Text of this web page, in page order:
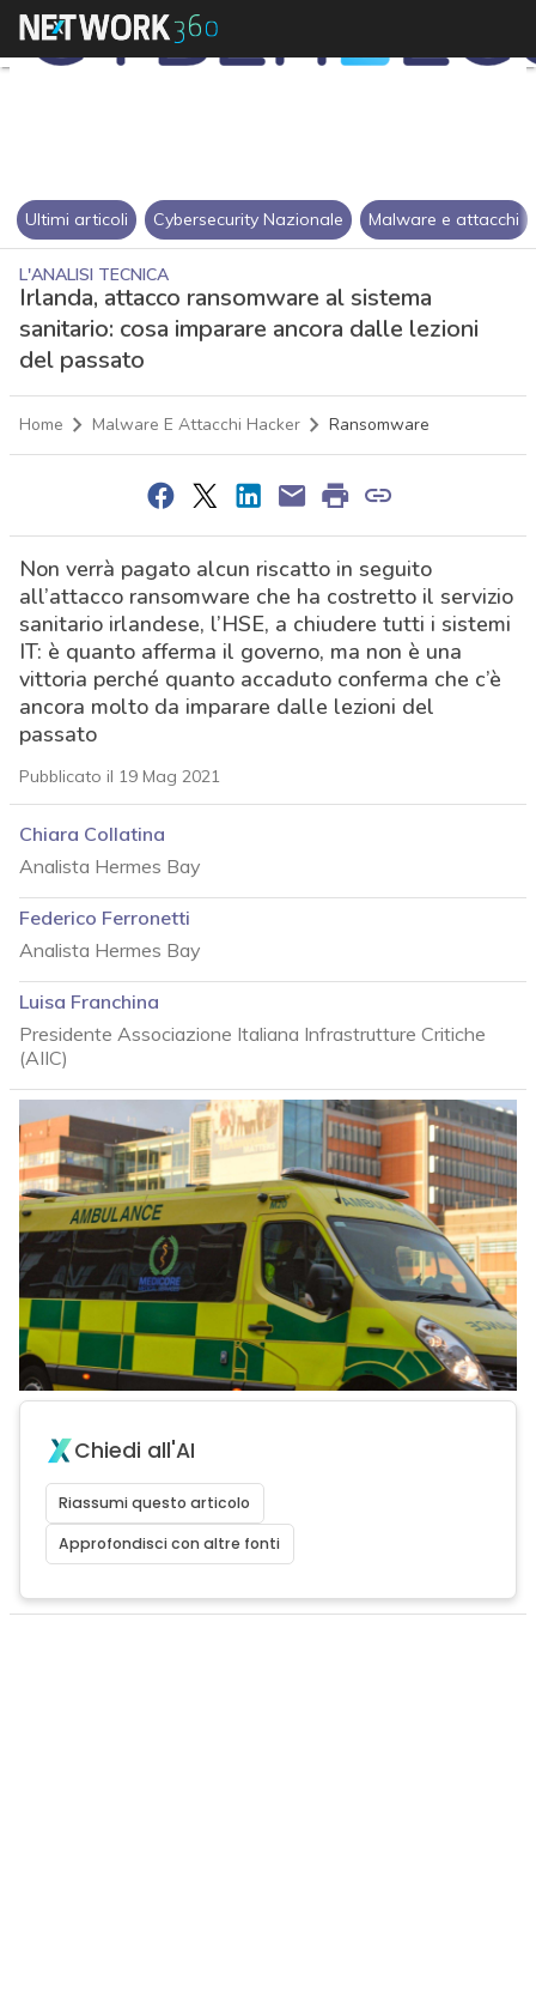
Ultimi articoli Cybersecurity Nazionale Malware e attacchi
L'ANALISI TECNICA
Irlanda, attacco ransomware al sistema
sanitario: cosa imparare ancora dalle lezioni
del passato
Home Malware E Attacchi Hacker Ransomware
Non verrà pagato alcun riscatto in seguito
all’attacco ransomware che ha costretto il servizio
sanitario irlandese, l’HSE, a chiudere tutti i sistemi
IT: è quanto afferma il governo, ma non è una
vittoria perché quanto accaduto conferma che c’è
ancora molto da imparare dalle lezioni del
passato
Pubblicato il 19 Mag 2021
Chiara Collatina
Analista Hermes Bay
Federico Ferronetti
Analista Hermes Bay
Luisa Franchina
Presidente Associazione Italiana Infrastrutture Critiche
(AIIC)
Chiedi all'AI
Riassumi questo articolo
Approfondisci con altre fonti